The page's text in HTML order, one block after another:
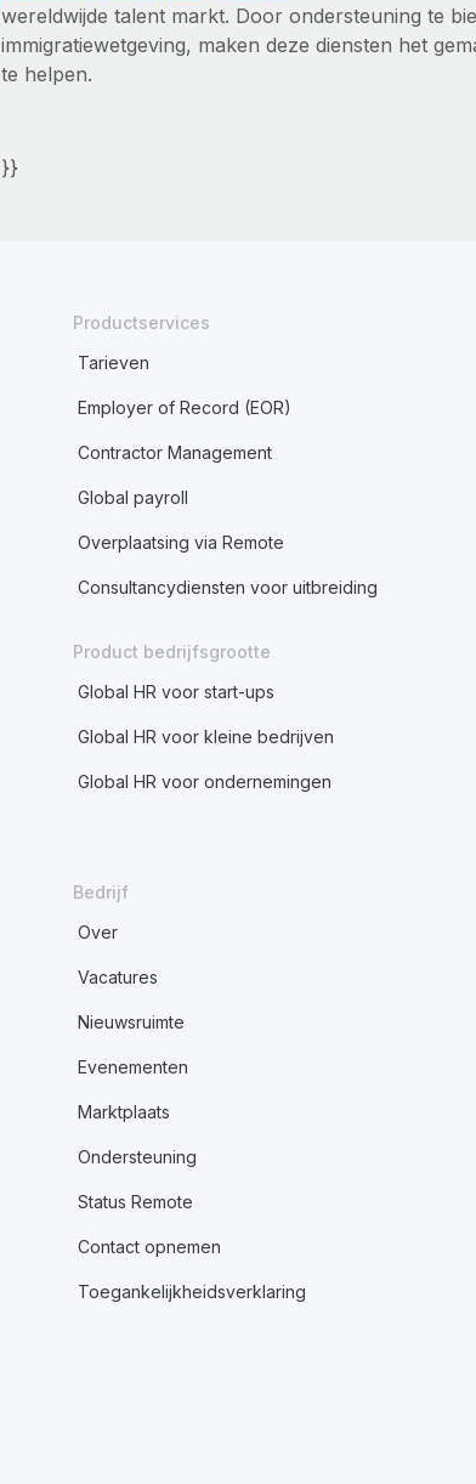
wereldwijde talent markt. Door ondersteuning te
immigratiewetgeving, maken deze diensten het
te helpen.
}}
Productservices
Tarieven
Employer of Record (EOR)
Contractor Management
Global payroll
Overplaatsing via Remote
Consultancydiensten voor uitbreiding
Product bedrijfsgrootte
Global HR voor start-ups
Global HR voor kleine bedrijven
Global HR voor ondernemingen
Bedrijf
Over
Vacatures
Nieuwsruimte
Evenementen
Marktplaats
Ondersteuning
Status Remote
Contact opnemen
Toegankelijkheidsverklaring